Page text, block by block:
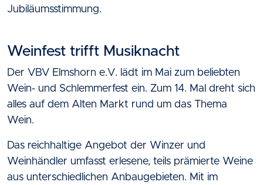
Jubiläumsstimmung.
Weinfest trifft Musiknacht
Der VBV Elmshorn e.V. lädt im Mai zum beliebten
Wein- und Schlemmerfest ein. Zum 14. Mal dreht sich
alles auf dem Alten Markt rund um das Thema
Wein.
Das reichhaltige Angebot der Winzer und
Weinhändler umfasst erlesene, teils prämierte Weine
aus unterschiedlichen Anbaugebieten. Mit im